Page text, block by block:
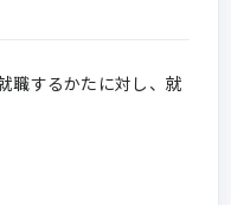
職するかたに対し、就